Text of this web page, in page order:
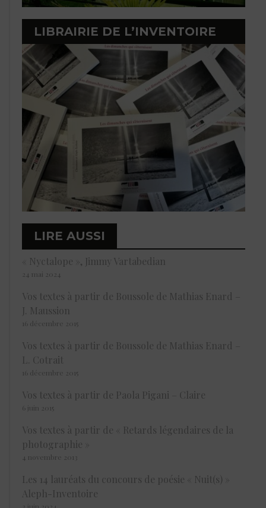
LIBRAIRIE DE L’INVENTOIRE
LIRE AUSSI
« Nyctalope », Jimmy Vartabedian
24 mai 2024
Vos textes à partir de Boussole de Mathias Enard –
J. Maussion
16 décembre 2015
Vos textes à partir de Boussole de Mathias Enard –
L. Cotrait
16 décembre 2015
Vos textes à partir de Paola Pigani – Claire
6 juin 2015
Vos textes à partir de « Retards légendaires de la
photographie »
4 novembre 2013
Les 14 lauréats du concours de poésie « Nuit(s) »
Aleph-Inventoire